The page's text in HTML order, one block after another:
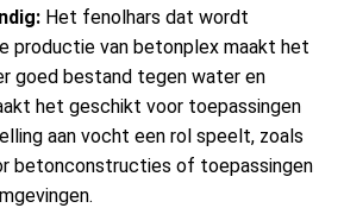
Het fenolhars dat wordt
productie van betonplex maakt het
goed bestand tegen water en
het geschikt voor toepassingen
aan vocht een rol speelt, zoals
betonconstructies of toepassingen